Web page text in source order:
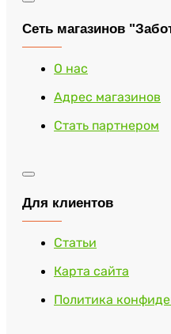
Сеть магазинов
О нас
Адрес магазинов
Стать партнером
Для клиентов
Статьи
Карта сайта
Политика